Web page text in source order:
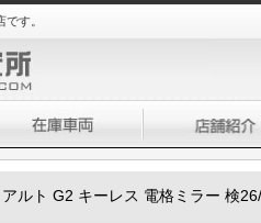
す。
ルト G2 キーレス 電格ミラー 検